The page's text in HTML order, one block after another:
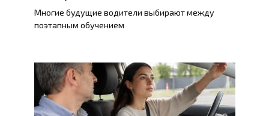
Многие будущие водители выбирают между
поэтапным обучением